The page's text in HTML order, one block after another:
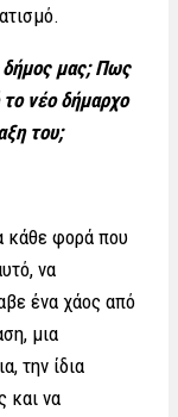
δήμος μας; Πως
νέο δήμαρχο
του;
κάθε φορά που
να
ένα χάος από
μια
την ίδια
και να